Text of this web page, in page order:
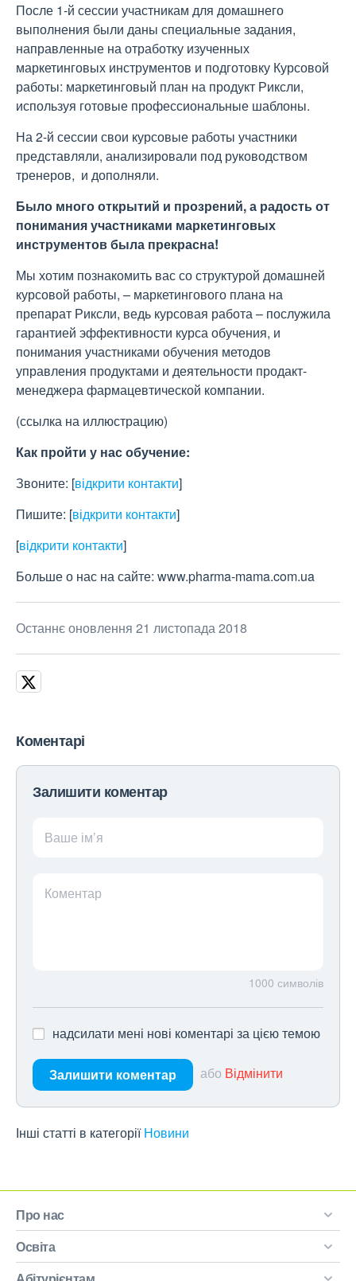
После 1-й сессии участникам для домашнего
выполнения были даны специальные задания,
направленные на отработку изученных
маркетинговых инструментов и подготовку Курсовой
работы: маркетинговый план на продукт Риксли,
используя готовые профессиональные шаблоны.
На 2-й сессии свои курсовые работы участники
представляли, анализировали под руководством
тренеров, и дополняли.
Было много открытий и прозрений, а радость от
понимания участниками маркетинговых
инструментов была прекрасна!
Мы хотим познакомить вас со структурой домашней
курсовой работы, – маркетингового плана на
препарат Риксли, ведь курсовая работа – послужила
гарантией эффективности курса обучения, и
понимания участниками обучения методов
управления продуктами и деятельности продакт-
менеджера фармацевтической компании.
(ссылка на иллюстрацию)
Как пройти у нас обучение:
Звоните: [відкрити контакти]
Пишите: [відкрити контакти]
[відкрити контакти]
Больше о нас на сайте: www.pharma-mama.com.ua
Останнє оновлення 21 листопада 2018
Коментарі
Залишити коментар
Ваше ім’я
Коментар
1000 символів
надсилати мені нові коментарі за цією темою
Залишити коментар або Відмінити
Інші статті в категорії Новини
Про нас
Освіта